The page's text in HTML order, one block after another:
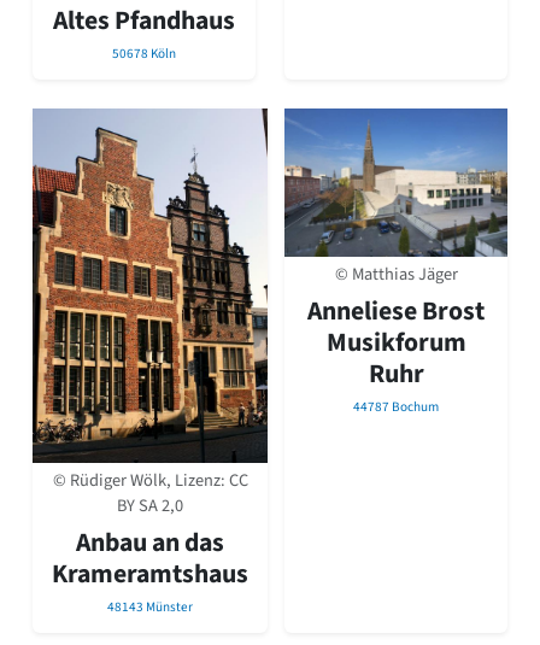
Altes Pfandhaus
50678 Köln
© Rüdiger Wölk, Lizenz:CC
BY SA 2,0
Anbau an das
Krameramtshaus
48143 Münster
© Matthias Jäger
Anneliese Brost
Musikforum
Ruhr
44787 Bochum